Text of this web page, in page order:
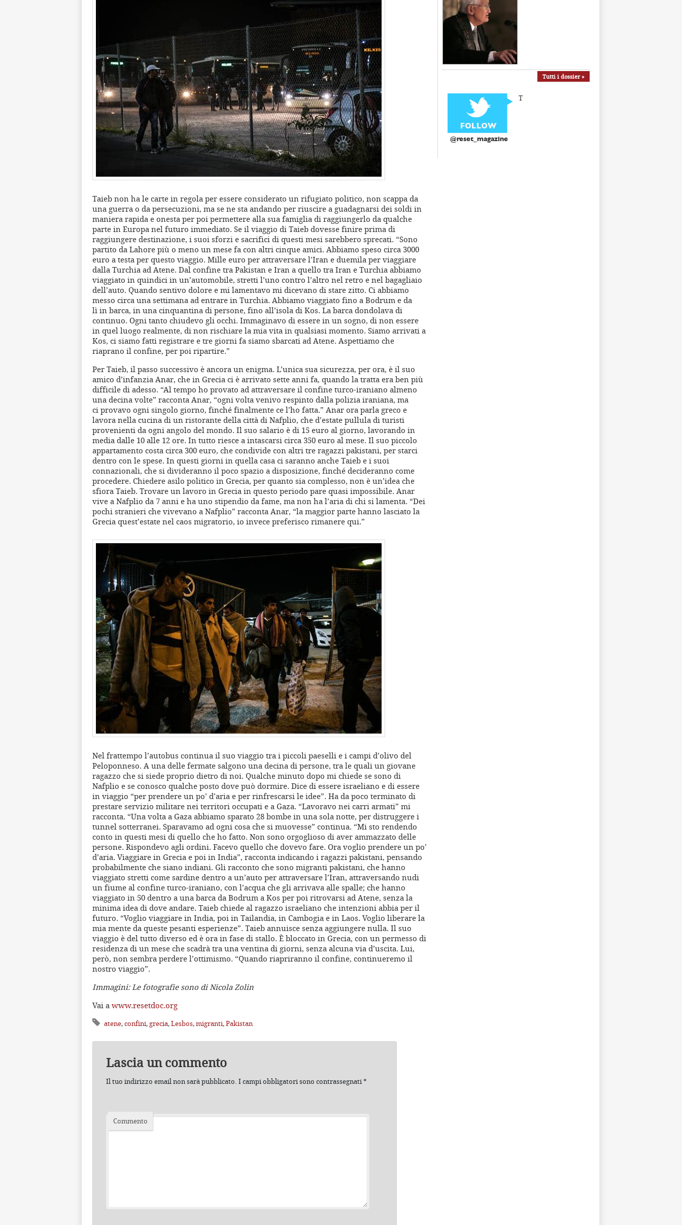
Taieb non ha le carte in regola per essere considerato un rifugiato politico, non scappa da
una guerra o da persecuzioni, ma se ne sta andando per riuscire a guadagnarsi dei soldi in
maniera rapida e onesta per poi permettere alla sua famiglia di raggiungerlo da qualche
parte in Europa nel futuro immediato. Se il viaggio di Taieb dovesse finire prima di
raggiungere destinazione, i suoi sforzi e sacrifici di questi mesi sarebbero sprecati. “Sono
partito da Lahore più o meno un mese fa con altri cinque amici. Abbiamo speso circa 3000
euro a testa per questo viaggio. Mille euro per attraversare l’Iran e duemila per viaggiare
dalla Turchia ad Atene. Dal confine tra Pakistan e Iran a quello tra Iran e Turchia abbiamo
viaggiato in quindici in un’automobile, stretti l’uno contro l’altro nel retro e nel bagagliaio
dell’auto. Quando sentivo dolore e mi lamentavo mi dicevano di stare zitto. Ci abbiamo
messo circa una settimana ad entrare in Turchia. Abbiamo viaggiato fino a Bodrum e da
lì in barca, in una cinquantina di persone, fino all’isola di Kos. La barca dondolava di
continuo. Ogni tanto chiudevo gli occhi. Immaginavo di essere in un sogno, di non essere
in quel luogo realmente, di non rischiare la mia vita in qualsiasi momento. Siamo arrivati a
Kos, ci siamo fatti registrare e tre giorni fa siamo sbarcati ad Atene. Aspettiamo che
riaprano il confine, per poi ripartire.”
Per Taieb, il passo successivo è ancora un enigma. L’unica sua sicurezza, per ora, è il suo
amico d’infanzia Anar, che in Grecia ci è arrivato sette anni fa, quando la tratta era ben più
difficile di adesso. “Al tempo ho provato ad attraversare il confine turco-iraniano almeno
una decina volte” racconta Anar, “ogni volta venivo respinto dalla polizia iraniana, ma
ci provavo ogni singolo giorno, finché finalmente ce l’ho fatta.” Anar ora parla greco e
lavora nella cucina di un ristorante della città di Nafplio, che d’estate pullula di turisti
provenienti da ogni angolo del mondo. Il suo salario è di 15 euro al giorno, lavorando in
media dalle 10 alle 12 ore. In tutto riesce a intascarsi circa 350 euro al mese. Il suo piccolo
appartamento costa circa 300 euro, che condivide con altri tre ragazzi pakistani, per starci
dentro con le spese. In questi giorni in quella casa ci saranno anche Taieb e i suoi
connazionali, che si divideranno il poco spazio a disposizione, finché decideranno come
procedere. Chiedere asilo politico in Grecia, per quanto sia complesso, non è un’idea che
sfiora Taieb. Trovare un lavoro in Grecia in questo periodo pare quasi impossibile. Anar
vive a Nafplio da 7 anni e ha uno stipendio da fame, ma non ha l’aria di chi si lamenta. “Dei
pochi stranieri che vivevano a Nafplio” racconta Anar, “la maggior parte hanno lasciato la
Grecia quest’estate nel caos migratorio, io invece preferisco rimanere qui.”
Nel frattempo l’autobus continua il suo viaggio tra i piccoli paeselli e i campi d’olivo del
Peloponneso. A una delle fermate salgono una decina di persone, tra le quali un giovane
ragazzo che si siede proprio dietro di noi. Qualche minuto dopo mi chiede se sono di
Nafplio e se conosco qualche posto dove può dormire. Dice di essere israeliano e di essere
in viaggio “per prendere un po’ d’aria e per rinfrescarsi le idee”. Ha da poco terminato di
prestare servizio militare nei territori occupati e a Gaza. “Lavoravo nei carri armati” mi
racconta. “Una volta a Gaza abbiamo sparato 28 bombe in una sola notte, per distruggere i
tunnel sotterranei. Sparavamo ad ogni cosa che si muovesse” continua. “Mi sto rendendo
conto in questi mesi di quello che ho fatto. Non sono orgoglioso di aver ammazzato delle
persone. Rispondevo agli ordini. Facevo quello che dovevo fare. Ora voglio prendere un po’
d’aria. Viaggiare in Grecia e poi in India”, racconta indicando i ragazzi pakistani, pensando
probabilmente che siano indiani. Gli racconto che sono migranti pakistani, che hanno
viaggiato stretti come sardine dentro a un’auto per attraversare l’Iran, attraversando nudi
un fiume al confine turco-iraniano, con l’acqua che gli arrivava alle spalle; che hanno
viaggiato in 50 dentro a una barca da Bodrum a Kos per poi ritrovarsi ad Atene, senza la
minima idea di dove andare. Taieb chiede al ragazzo israeliano che intenzioni abbia per il
futuro. “Voglio viaggiare in India, poi in Tailandia, in Cambogia e in Laos. Voglio liberare la
mia mente da queste pesanti esperienze”. Taieb annuisce senza aggiungere nulla. Il suo
viaggio è del tutto diverso ed è ora in fase di stallo. È bloccato in Grecia, con un permesso di
residenza di un mese che scadrà tra una ventina di giorni, senza alcuna via d’uscita. Lui,
però, non sembra perdere l’ottimismo. “Quando riapriranno il confine, continueremo il
nostro viaggio”.
Immagini: Le fotografie sono di Nicola Zolin
Vai a www.resetdoc.org
atene,confini, grecia,Lesbos,migranti,Pakistan
Lascia un commento
Il tuo indirizzo email non sarà pubblicato. I campi obbligatori sono contrassegnati*
Commento
Tutti i dossier »
@reset_magazine
T